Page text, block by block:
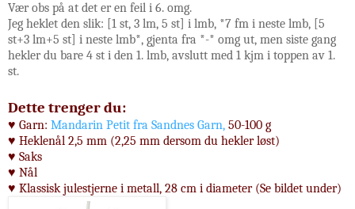
Vær obs på at det er en feil i 6. omg.
Jeg heklet den slik: [1 st, 3 lm, 5 st] i lmb, *7 fm i neste lmb, [5
st+3 lm+5 st] i neste lmb*, gjenta fra *-* omg ut, men siste gang
hekler du bare 4 st i den 1. lmb, avslutt med 1 kjm i toppen av 1.
st.
Dette trenger du:
♥ Garn: Mandarin Petit fra Sandnes Garn, 50-100 g
♥ Heklenål 2,5 mm (2,25 mm dersom du hekler løst)
♥ Saks
♥ Nål
♥ Klassisk julestjerne i metall, 28 cm i diameter (Se bildet under)